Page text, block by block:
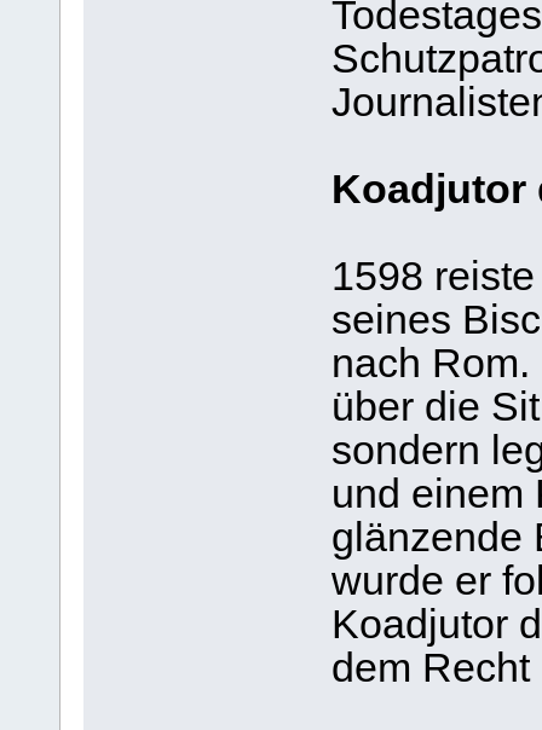
Koadjutor
1598
seines
nach
über die
sondern
und einem
glänzende
wurde er
Koadjutor
dem